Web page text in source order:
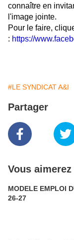
connaître en
l'image jointe.
Pour le faire,
: https://
#LE SYNDICAT A&I
Partager
Vous
MODELE EMPLOI
26-27